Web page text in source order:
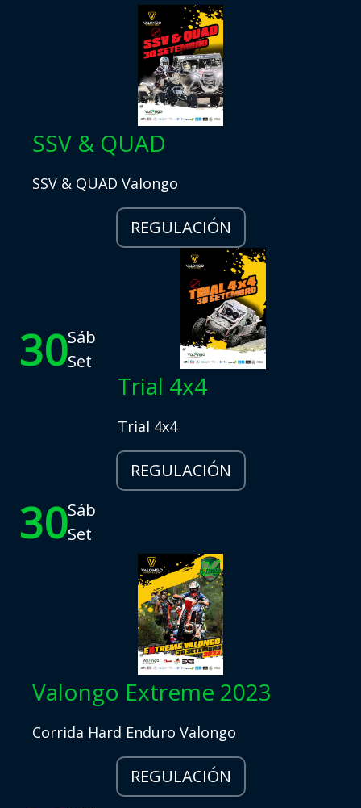
SSV & QUAD
SSV & QUAD Valongo
REGULACIÓN
30Sáb
Set
Trial 4x4
Trial 4x4
REGULACIÓN
30Sáb
Set
Valongo Extreme 2023
Corrida Hard Enduro Valongo
REGULACIÓN